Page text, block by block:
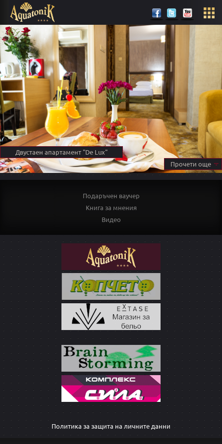
Двустаен апартамент "De Lux"
Двустайният апартамент е модерно обзаведен с два
телевизора, климатик, спалня, двуместен разтегателен
диван, мини бар, термокана, сешоар и телефон.
Притежава SOS аларма, противопожарна система,
На разположение е тераса с обща площ 110 кв.м. Площта
Прочети още
Подаръчен ваучер
Книга за мнения
Видео
Политика за защита на личните данни